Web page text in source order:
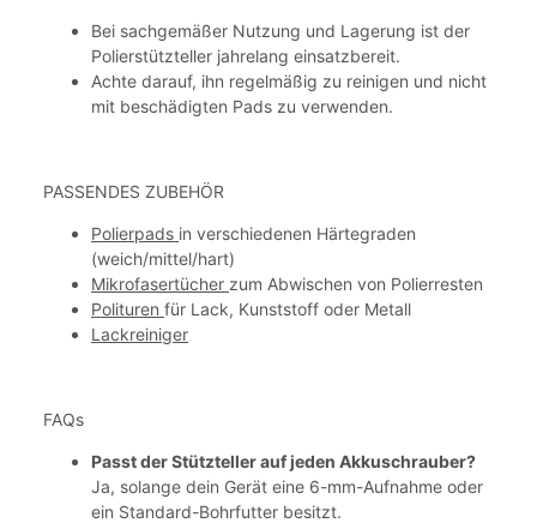
Bei sachgemäßer Nutzung und Lagerung ist der
Polierstützteller jahrelang einsatzbereit.
Achte darauf, ihn regelmäßig zu reinigen und nicht
mit beschädigten Pads zu verwenden.
PASSENDES ZUBEHÖR
Polierpads in verschiedenen Härtegraden
(weich/mittel/hart)
Mikrofasertücher zum Abwischen von Polierresten
Polituren für Lack, Kunststoff oder Metall
Lackreiniger
FAQs
Passt der Stützteller auf jeden Akkuschrauber?
Ja, solange dein Gerät eine 6-mm-Aufnahme oder
ein Standard-Bohrfutter besitzt.